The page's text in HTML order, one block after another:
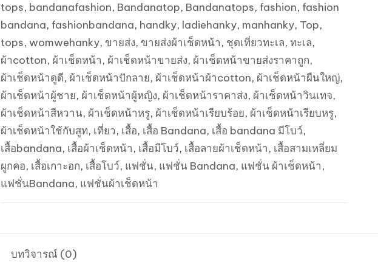
สี
พื้น
ขาว
ลาย
ส้ม-
ดำ
ชิ้น
tops, bandanafashion, Bandanatop, Bandanatops, fashion, fashion
bandana, fashionbandana, handky, ladiehanky, manhanky, Top,
tops, womwehanky, ขายส่ง, ขายส่งผ้าเช็ดหน้า, ชุดเที่ยวทะเล, ทะเล,
ผ้าcotton, ผ้าเช็ดหน้า, ผ้าเช็ดหน้าขายส่ง, ผ้าเช็ดหน้าขายส่งราคาถูก,
ผ้าเช็ดหน้าดูดี, ผ้าเช็ดหน้าปักลาย, ผ้าเช็ดหน้าผ้าcotton, ผ้าเช็ดหน้าผืนใหญ่,
ผ้าเช็ดหน้าผู้ชาย, ผ้าเช็ดหน้าผู้หญิง, ผ้าเช็ดหน้าราคาส่ง, ผ้าเช็ดหน้าวินเทจ,
ผ้าเช็ดหน้าสีหวาน, ผ้าเช็ดหน้าหรู, ผ้าเช็ดหน้าเรียบร้อย, ผ้าเช็ดหน้าเรียบหรู,
ผ้าเช็ดหน้าใช้กับสูท, เที่ยว, เสื้อ, เสื้อ Bandana, เสื้อ bandana มีโบว์,
เสื้อbandana, เสื้อผ้าเช็ดหน้า, เสื้อมีโบว์, เสื้อลายผ้าเช็ดหน้า, เสื้อสามเหลี่ยม
ผูกคอ, เสื้อเกาะอก, เสื้อโบว์, แฟชั่น, แฟชั่น Bandana, แฟชั่น ผ้าเช็ดหน้า,
แฟชั่นBandana, แฟชั่นผ้าเช็ดหน้า
บทวิจารณ์ (0)